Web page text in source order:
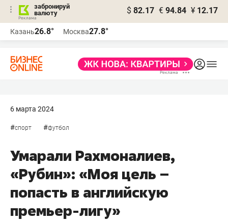
забронируй
валюту
$ 82.17 € 94.84 ¥ 12.17
Казань26.8° Москва27.8°
6 марта 2024
#спорт #футбол
Умарали Рахмоналиев,
«Рубин»: «Моя цель –
попасть в английскую
премьер-лигу»